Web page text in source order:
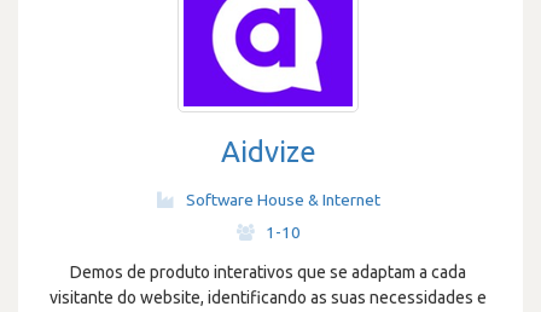
Aidvize
Software House & Internet
1-10
Demos de produto interativos que se adaptam a cada
visitante do website, identificando as suas necessidades e